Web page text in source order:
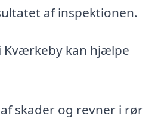
af inspektionen.
Kværkeby kan hjælpe
skader og revner i rør